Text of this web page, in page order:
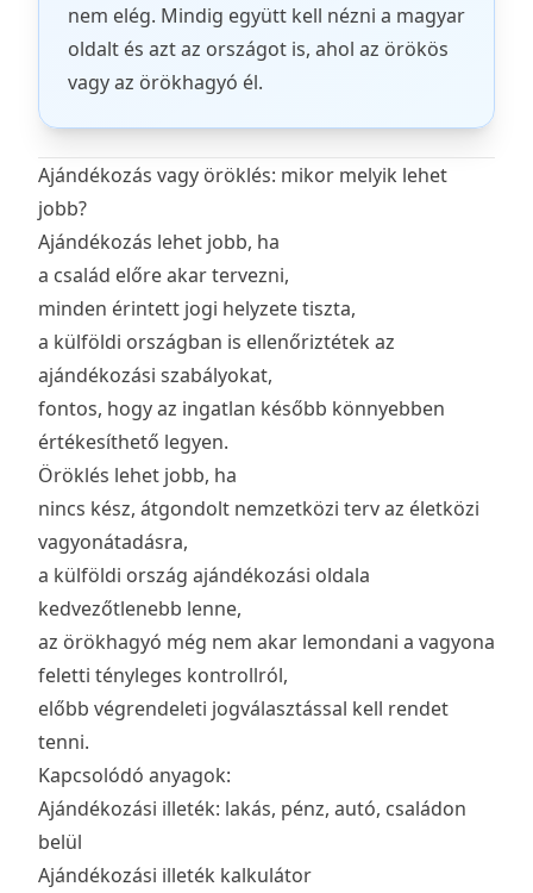
nem elég. Mindig együtt kell nézni a magyar
oldalt és azt az országot is, ahol az örökös
vagy az örökhagyó él.
Ajándékozás vagy öröklés: mikor melyik lehet
jobb?
Ajándékozás lehet jobb, ha
a család előre akar tervezni,
minden érintett jogi helyzete tiszta,
a külföldi országban is ellenőriztétek az
ajándékozási szabályokat,
fontos, hogy az ingatlan később könnyebben
értékesíthető legyen.
Öröklés lehet jobb, ha
nincs kész, átgondolt nemzetközi terv az életközi
vagyonátadásra,
a külföldi ország ajándékozási oldala
kedvezőtlenebb lenne,
az örökhagyó még nem akar lemondani a vagyona
feletti tényleges kontrollról,
előbb végrendeleti jogválasztással kell rendet
tenni.
Kapcsolódó anyagok:
Ajándékozási illeték: lakás, pénz, autó, családon
belül
Ajándékozási illeték kalkulátor